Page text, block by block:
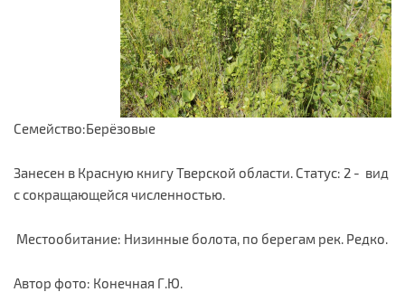
Семейство:Берёзовые
Занесен в Красную книгу Тверской области. Статус: 2 - вид
с сокращающейся численностью.
Местообитание: Низинные болота, по берегам рек. Редко.
Автор фото: Конечная Г.Ю.